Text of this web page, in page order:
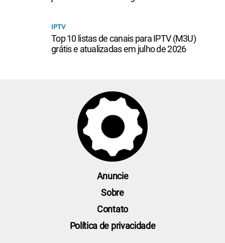
IPTV
Top 10 listas de canais para IPTV (M3U)
grátis e atualizadas em julho de 2026
Anuncie
Sobre
Contato
Política de privacidade